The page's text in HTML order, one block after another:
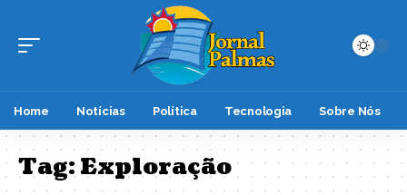
Home Notícias Política Tecnologia Sobre Nós
Tag:Exploração